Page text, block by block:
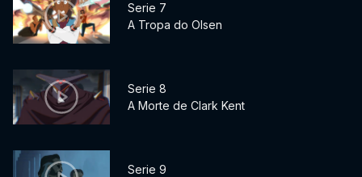
Serie 7
A Tropa do Olsen
Serie 8
A Morte de Clark Kent
Serie 9